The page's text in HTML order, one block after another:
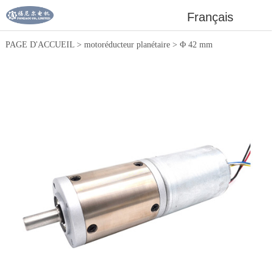
Français
PAGE D'ACCUEIL> motoréducteur planétaire> Φ 42 mm